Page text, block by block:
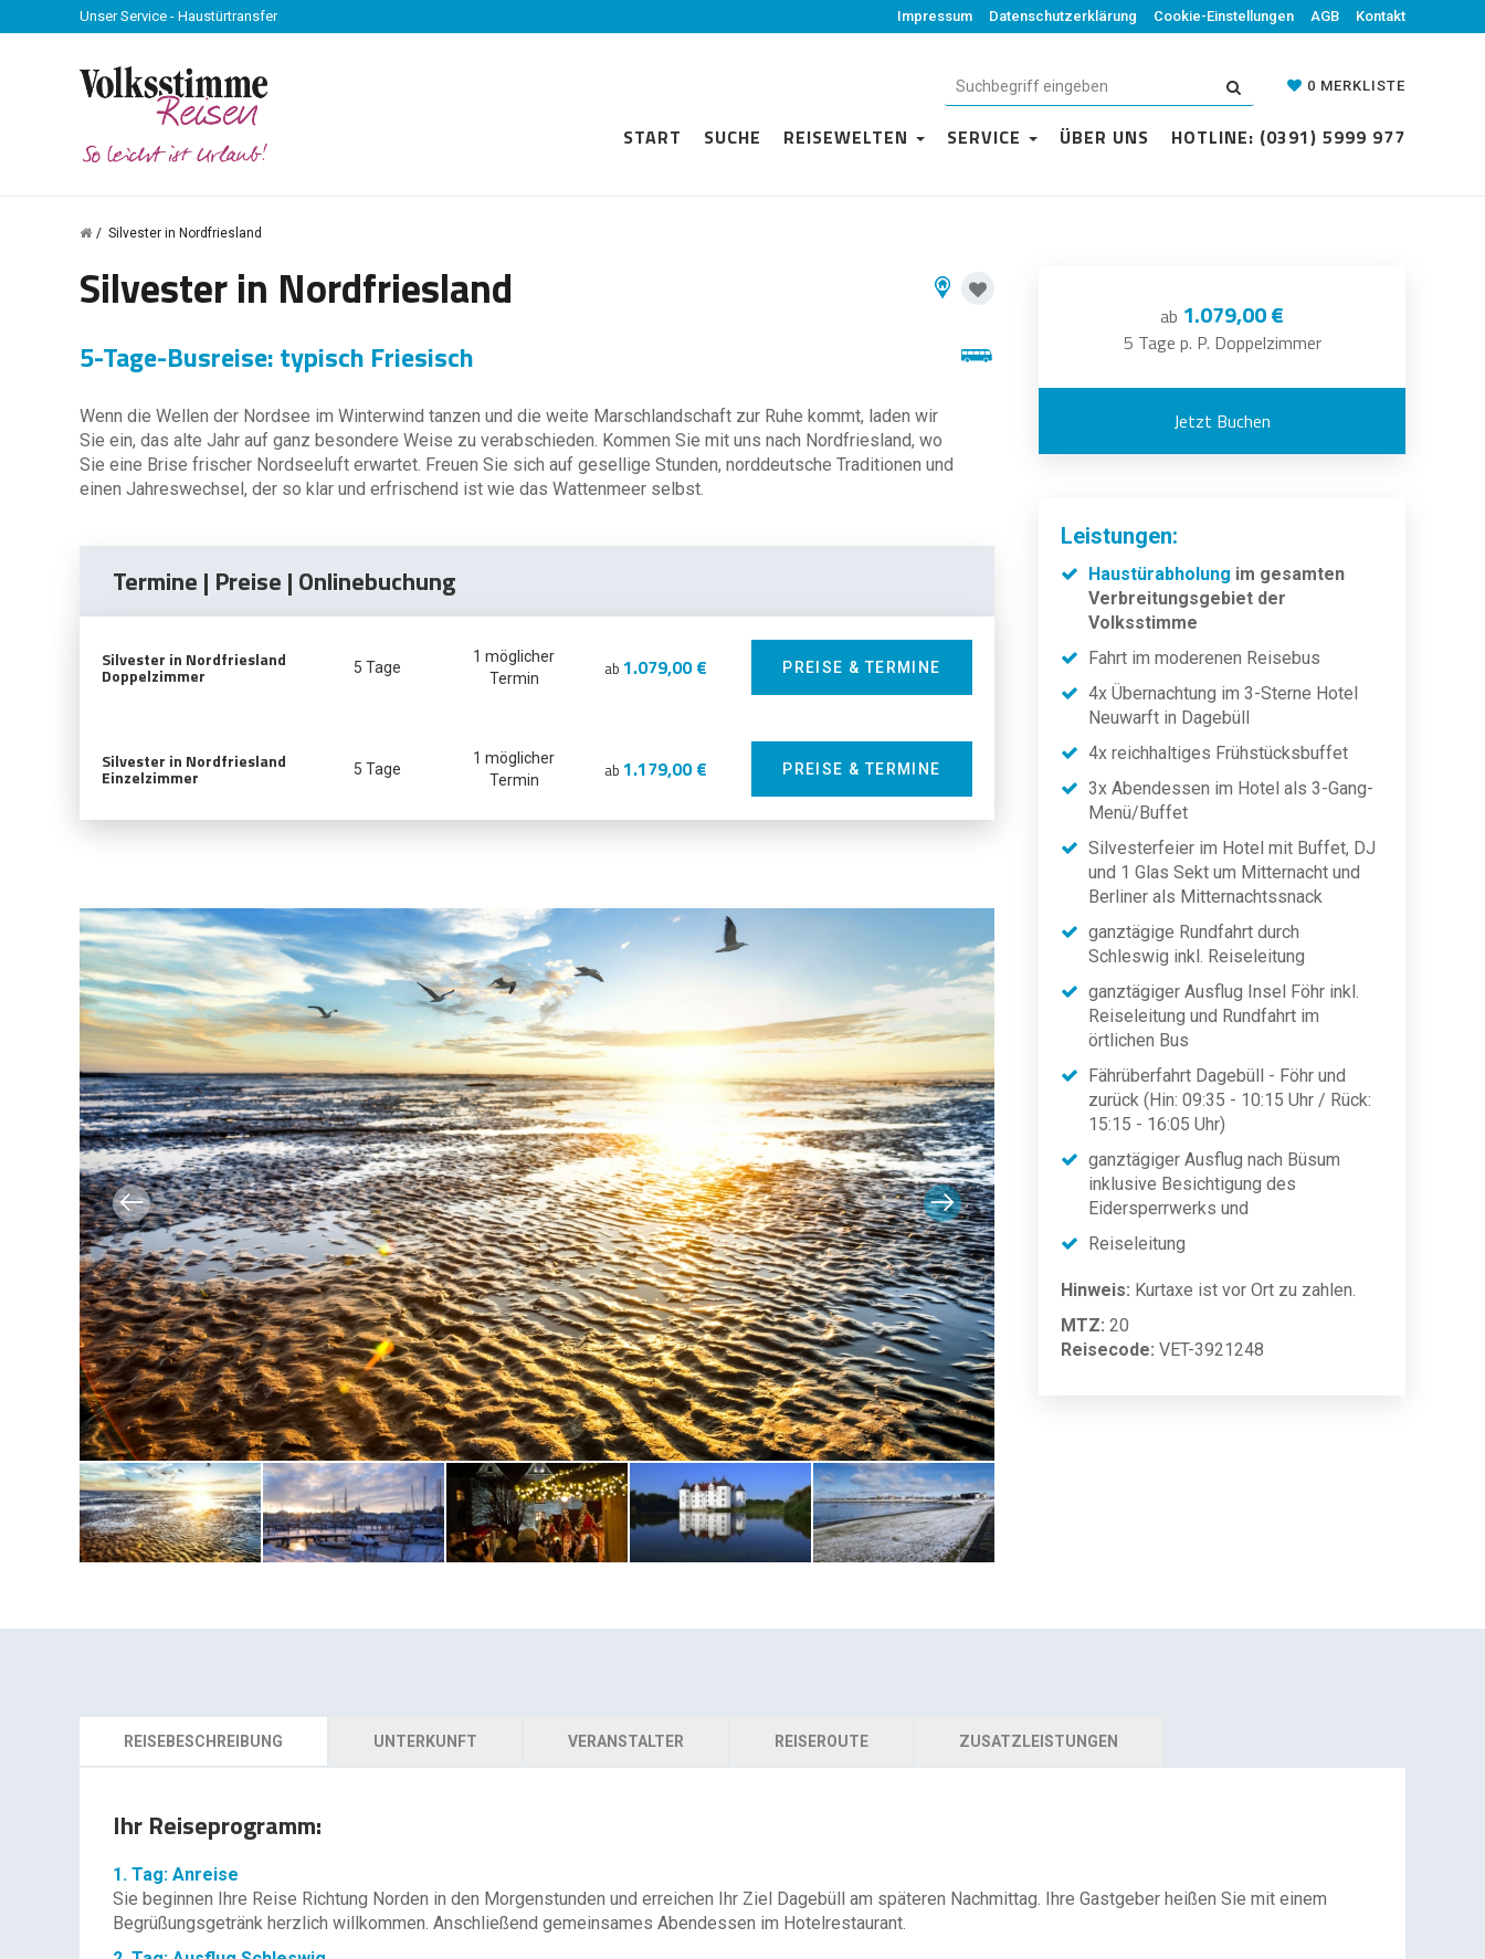
Unser Service - Haustürtransfer Impressum Datenschutzerklärung Cookie-Einstellungen AGB Kontakt
0 MERKLISTE
START SUCHE REISEWELTEN SERVICE ÜBER UNS HOTLINE: (0391) 5999 977
Silvester in Nordfriesland
Silvester in Nordfriesland
5-Tage-Busreise: typisch Friesisch
Wenn die Wellen der Nordsee im Winterwind tanzen und die weite Marschlandschaft zur Ruhe kommt, laden wir
Sie ein, das alte Jahr auf ganz besondere Weise zu verabschieden. Kommen Sie mit uns nach Nordfriesland, wo
Sie eine Brise frischer Nordseeluft erwartet. Freuen Sie sich auf gesellige Stunden, norddeutsche Traditionen und
einen Jahreswechsel, der so klar und erfrischend ist wie das Wattenmeer selbst.
Termine | Preise | Onlinebuchung
Silvester in Nordfriesland
Doppelzimmer 5 Tage
1 möglicher
Termin
ab 1.079,00 € PREISE & TERMINE
Silvester in Nordfriesland
Einzelzimmer 5 Tage
1 möglicher
Termin
ab 1.179,00 € PREISE & TERMINE
ab 1.079,00 €
5 Tage p. P. Doppelzimmer
Jetzt Buchen
Leistungen:
Haustürabholung im gesamten
Verbreitungsgebiet der
Volksstimme
Fahrt im moderenen Reisebus
4x Übernachtung im 3-Sterne Hotel
Neuwarft in Dagebüll
4x reichhaltiges Frühstücksbuffet
3x Abendessen im Hotel als 3-Gang-
Menü/Buffet
Silvesterfeier im Hotel mit Buffet, DJ
und 1 Glas Sekt um Mitternacht und
Berliner als Mitternachtssnack
ganztägige Rundfahrt durch
Schleswig inkl. Reiseleitung
ganztägiger Ausflug Insel Föhr inkl.
Reiseleitung und Rundfahrt im
örtlichen Bus
Fährüberfahrt Dagebüll - Föhr und
zurück (Hin: 09:35 - 10:15 Uhr / Rück:
15:15 - 16:05 Uhr)
ganztägiger Ausflug nach Büsum
inklusive Besichtigung des
Eidersperrwerks und
Reiseleitung
Hinweis: Kurtaxe ist vor Ort zu zahlen.
MTZ: 20
Reisecode: VET-3921248
REISEBESCHREIBUNG UNTERKUNFT VERANSTALTER REISEROUTE ZUSATZLEISTUNGEN
Ihr Reiseprogramm:
1. Tag: Anreise
Sie beginnen Ihre Reise Richtung Norden in den Morgenstunden und erreichen Ihr Ziel Dagebüll am späteren Nachmittag. Ihre Gastgeber heißen Sie mit einem
Begrüßungsgetränk herzlich willkommen. Anschließend gemeinsames Abendessen im Hotelrestaurant.